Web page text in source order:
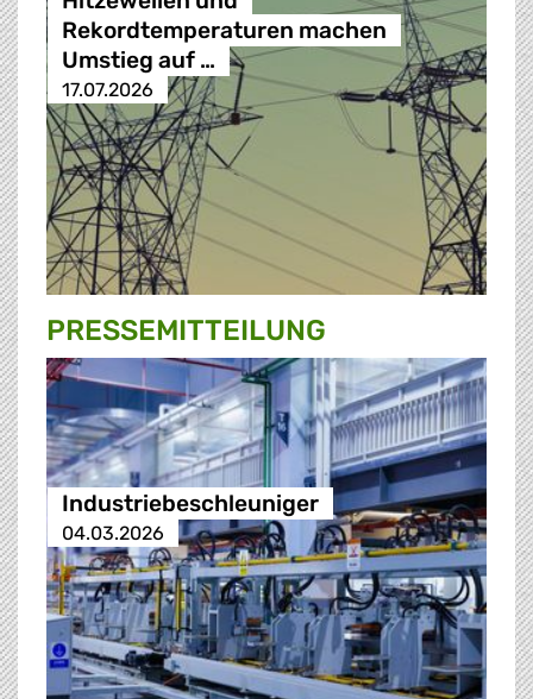
Rekordtemperaturen machen
Umstieg auf …
17.07.2026
PRESSE­MITTEILUNG
Industriebeschleuniger
04.03.2026